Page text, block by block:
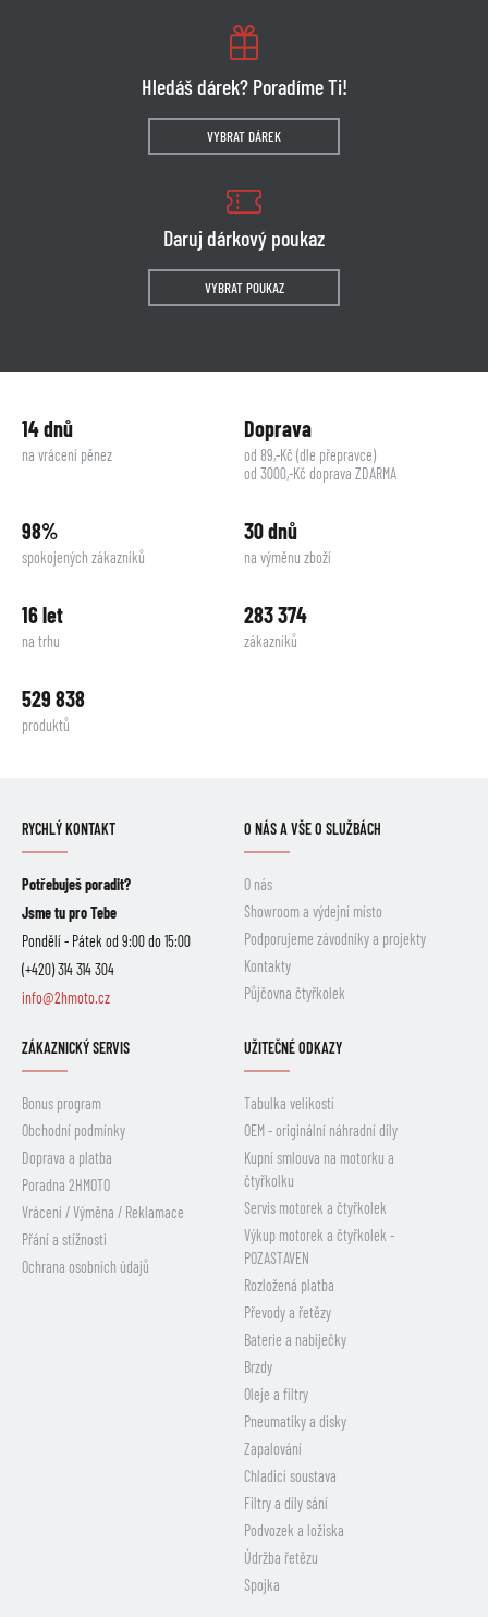
Hledáš dárek? Poradíme Ti!
VYBRAT DÁREK
Daruj dárkový poukaz
VYBRAT POUKAZ
14 dnů
na vrácení pěnez
Doprava
od 89,-Kč (dle přepravce)
od 3000,-Kč doprava ZDARMA
98%
spokojených zákazníků
30 dnů
na výměnu zboží
16 let
na trhu
283 374
zákazníků
529 838
produktů
RYCHLÝ KONTAKT
Potřebuješ poradit?
Jsme tu pro Tebe
Pondělí - Pátek od 9:00 do 15:00
(+420) 314 314 304
info@2hmoto.cz
O NÁS A VŠE O SLUŽBÁCH
O nás
Showroom a výdejní místo
Podporujeme závodníky a projekty
Kontakty
Půjčovna čtyřkolek
ZÁKAZNICKÝ SERVIS
Bonus program
Obchodní podmínky
Doprava a platba
Poradna 2HMOTO
Vrácení / Výměna / Reklamace
Přání a stížnosti
Ochrana osobních údajů
UŽITEČNÉ ODKAZY
Tabulka velikostí
OEM - originální náhradní díly
Kupní smlouva na motorku a
čtyřkolku
Servis motorek a čtyřkolek
Výkup motorek a čtyřkolek -
POZASTAVEN
Rozložená platba
Převody a řetězy
Baterie a nabíječky
Brzdy
Oleje a filtry
Pneumatiky a disky
Zapalování
Chladicí soustava
Filtry a díly sání
Podvozek a ložiska
Údržba řetězu
Spojka